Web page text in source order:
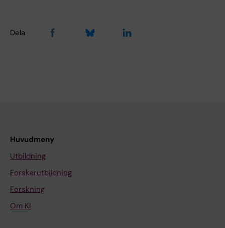
Dela
Huvudmeny
Utbildning
Forskarutbildning
Forskning
Om KI